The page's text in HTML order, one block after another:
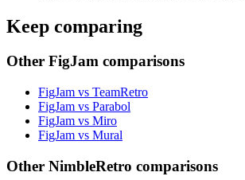
Keep comparing
Other FigJam comparisons
FigJam vs TeamRetro
FigJam vs Parabol
FigJam vs Miro
FigJam vs Mural
Other NimbleRetro comparisons